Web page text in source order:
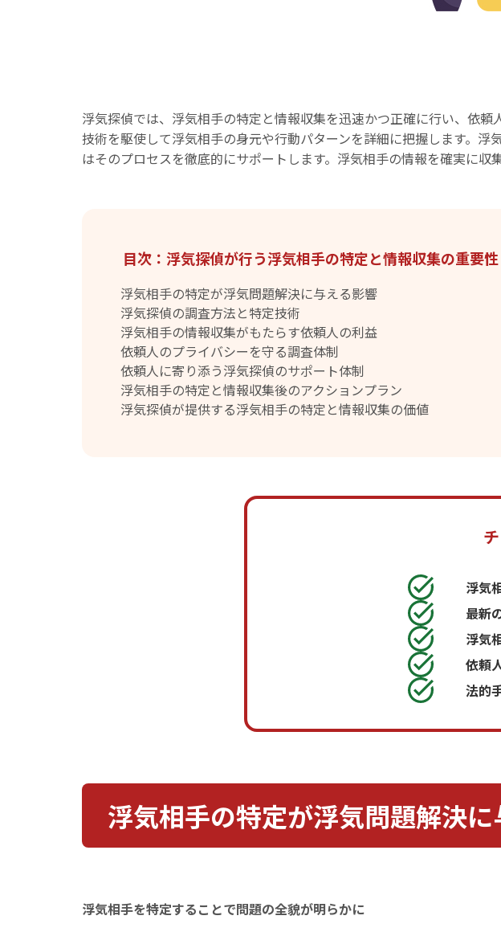
浮気探偵では、浮気相手の特定と情報収集を迅速かつ正確に行い、依
技術を駆使して浮気相手の身元や行動パターンを詳細に把握します。
はそのプロセスを徹底的にサポートします。浮気相手の情報を確実に収
目次：浮気探偵が行う浮気相手の特定と情報収集の重要性
浮気相手の特定が浮気問題解決に与える影響
浮気探偵の調査方法と特定技術
浮気相手の情報収集がもたらす依頼人の利益
依頼人のプライバシーを守る調査体制
依頼人に寄り添う浮気探偵のサポート体制
浮気相手の特定と情報収集後のアクションプラン
浮気探偵が提供する浮気相手の特定と情報収集の価値
浮気
最新
浮気
依頼
法的
浮気相手の特定が浮気問題解決
浮気相手を特定することで問題の全貌が明らかに